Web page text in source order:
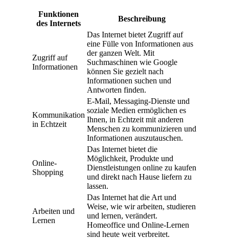
Funktionen
des Internets
Beschreibung
Zugriff auf
Informationen
Das Internet bietet Zugriff auf
eine Fülle von Informationen aus
der ganzen Welt. Mit
Suchmaschinen wie Google
können Sie gezielt nach
Informationen suchen und
Antworten finden.
Kommunikation
in Echtzeit
E-Mail, Messaging-Dienste und
soziale Medien ermöglichen es
Ihnen, in Echtzeit mit anderen
Menschen zu kommunizieren und
Informationen auszutauschen.
Online-
Shopping
Das Internet bietet die
Möglichkeit, Produkte und
Dienstleistungen online zu kaufen
und direkt nach Hause liefern zu
lassen.
Arbeiten und
Lernen
Das Internet hat die Art und
Weise, wie wir arbeiten, studieren
und lernen, verändert.
Homeoffice und Online-Lernen
sind heute weit verbreitet.